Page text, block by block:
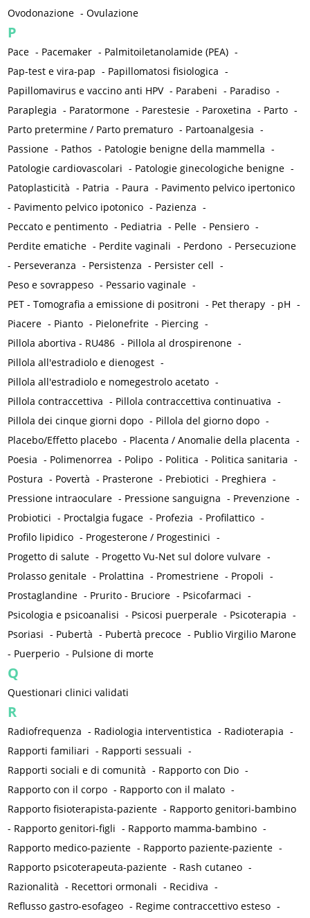
Ovodonazione -Ovulazione
P
Pace - Pacemaker - Palmitoiletanolamide (PEA) -
Pap-test e vira-pap - Papillomatosi fisiologica -
Papillomavirus e vaccino anti HPV - Parabeni - Paradiso -
Paraplegia - Paratormone - Parestesie - Paroxetina - Parto -
Parto pretermine / Parto prematuro - Partoanalgesia -
Passione - Pathos - Patologie benigne della mammella -
Patologie cardiovascolari - Patologie ginecologiche benigne -
Patoplasticità - Patria - Paura - Pavimento pelvico ipertonico
- Pavimento pelvico ipotonico - Pazienza -
Peccato e pentimento - Pediatria - Pelle - Pensiero -
Perdite ematiche - Perdite vaginali - Perdono - Persecuzione
- Perseveranza - Persistenza - Persister cell -
Peso e sovrappeso - Pessario vaginale -
PET - Tomografia a emissione di positroni - Pet therapy - pH -
Piacere - Pianto - Pielonefrite - Piercing -
Pillola abortiva - RU486 - Pillola al drospirenone -
Pillola all'estradiolo e dienogest -
Pillola all'estradiolo e nomegestrolo acetato -
Pillola contraccettiva - Pillola contraccettiva continuativa -
Pillola dei cinque giorni dopo - Pillola del giorno dopo -
Placebo/Effetto placebo - Placenta / Anomalie della placenta -
Poesia - Polimenorrea - Polipo - Politica - Politica sanitaria -
Postura - Povertà - Prasterone - Prebiotici - Preghiera -
Pressione intraoculare - Pressione sanguigna - Prevenzione -
Probiotici - Proctalgia fugace - Profezia - Profilattico -
Profilo lipidico - Progesterone / Progestinici -
Progetto di salute - Progetto Vu-Net sul dolore vulvare -
Prolasso genitale - Prolattina - Promestriene - Propoli -
Prostaglandine - Prurito - Bruciore - Psicofarmaci -
Psicologia e psicoanalisi - Psicosi puerperale - Psicoterapia -
Psoriasi - Pubertà - Pubertà precoce - Publio Virgilio Marone
- Puerperio - Pulsione di morte
Q
Questionari clinici validati
R
Radiofrequenza - Radiologia interventistica - Radioterapia -
Rapporti familiari - Rapporti sessuali -
Rapporti sociali e di comunità - Rapporto con Dio -
Rapporto con il corpo - Rapporto con il malato -
Rapporto fisioterapista-paziente - Rapporto genitori-bambino
- Rapporto genitori-figli - Rapporto mamma-bambino -
Rapporto medico-paziente - Rapporto paziente-paziente -
Rapporto psicoterapeuta-paziente - Rash cutaneo -
Razionalità - Recettori ormonali - Recidiva -
Reflusso gastro-esofageo - Regime contraccettivo esteso -